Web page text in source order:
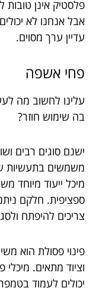
פלסטיק אינן טובות
אבל אנחנו לא
עדיין ערך מסוים.
פחי אשפה
עלינו לחשוב מה
בה שימוש חוזר?
ישנם סוגים רבים
משמשים בתעשיות
מיכל ייעוד מיוחד
ספציפית. חלקם
צריכים להיפתח
פינוי פסולת הוא
וציוד מתאים. מיכלי
יכולים לעמוד